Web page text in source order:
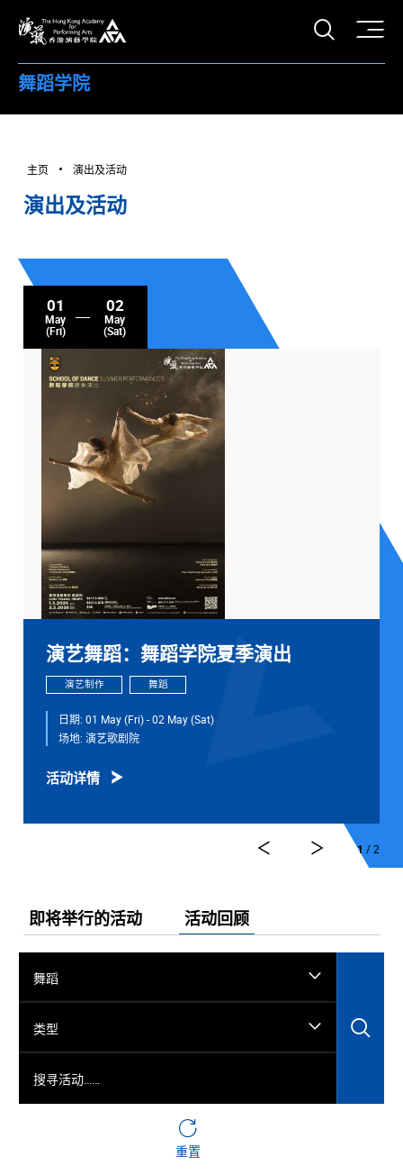
打开
舞蹈学院
主页 演出及活动
演出及活动
01
May
(Fri)
02
May
(Sat)
演艺舞蹈：舞蹈学院夏季演出
演艺制作 舞蹈
日期: 01 May (Fri) - 02 May (Sat)
场地: 演艺歌剧院
活动详情
1 / 2
即将举行的活动 活动回顾
舞蹈
类型
重置